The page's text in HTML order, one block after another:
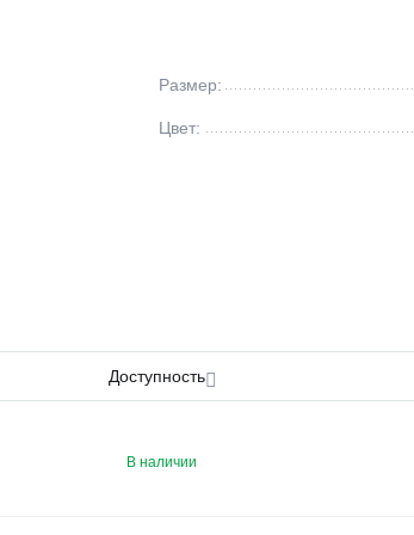
Размер:
Цвет:
Доступность
В наличии